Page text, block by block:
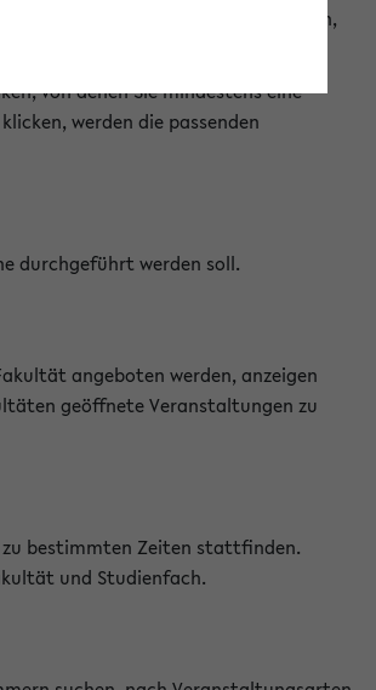
die Veranstaltungen heraussuchen,
von denen Sie mindestens eine
werden die passenden
durchgeführt werden soll.
angeboten werden, anzeigen
geöffnete Veranstaltungen zu
zu bestimmten Zeiten stattfinden.
und Studienfach.